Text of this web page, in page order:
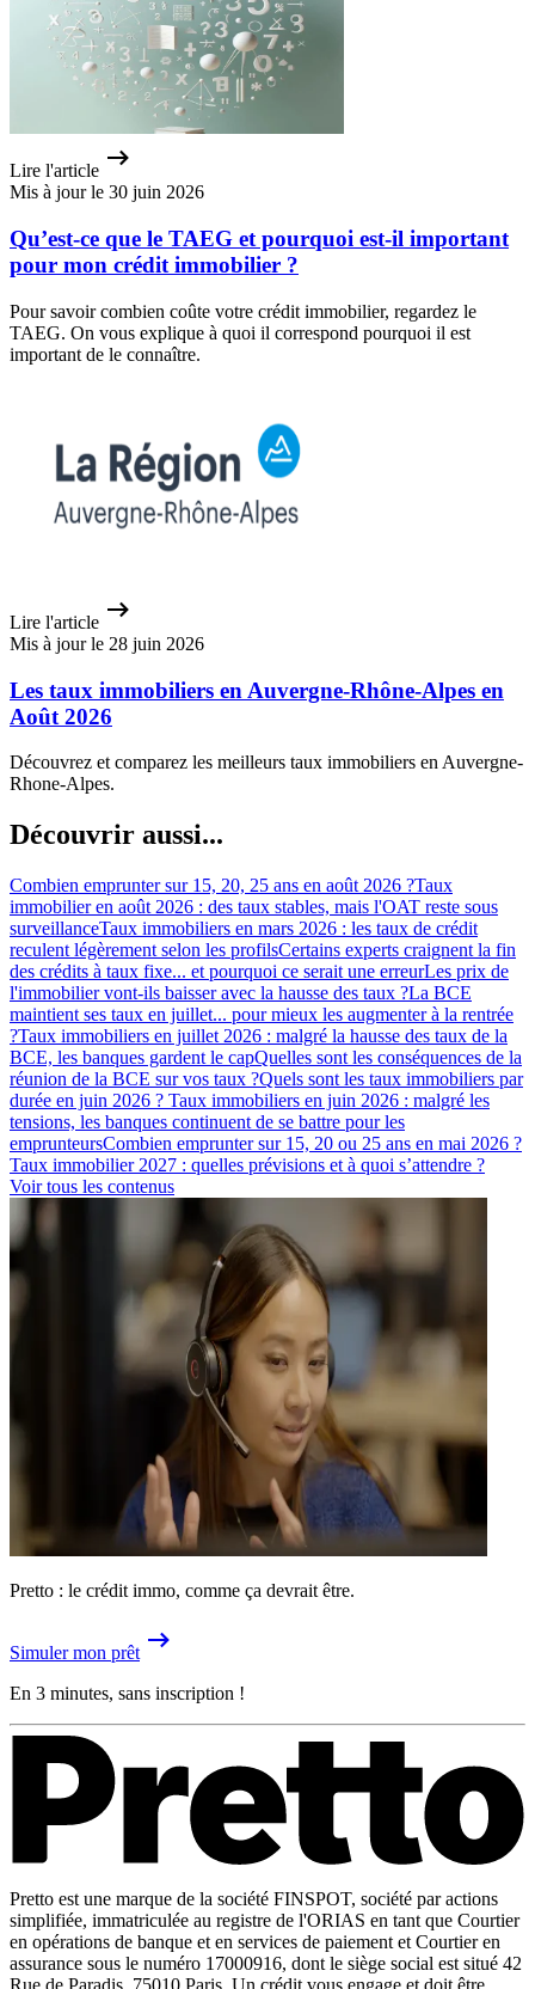
Lire l'article
Mis à jour le 30 juin 2026
Qu’est-ce que le TAEG et pourquoi est-il important
pour mon crédit immobilier ?
Pour savoir combien coûte votre crédit immobilier, regardez le
TAEG. On vous explique à quoi il correspond pourquoi il est
important de le connaître.
Lire l'article
Mis à jour le 28 juin 2026
Les taux immobiliers en Auvergne-Rhône-Alpes en
Août 2026
Découvrez et comparez les meilleurs taux immobiliers en Auvergne-
Rhone-Alpes.
Découvrir aussi...
Combien emprunter sur 15, 20, 25 ans en août 2026 ?Taux
immobilier en août 2026 : des taux stables, mais l'OAT reste sous
surveillanceTaux immobiliers en mars 2026 : les taux de crédit
reculent légèrement selon les profilsCertains experts craignent la fin
des crédits à taux fixe... et pourquoi ce serait une erreurLes prix de
l'immobilier vont-ils baisser avec la hausse des taux ?La BCE
maintient ses taux en juillet... pour mieux les augmenter à la rentrée
?Taux immobiliers en juillet 2026 : malgré la hausse des taux de la
BCE, les banques gardent le capQuelles sont les conséquences de la
réunion de la BCE sur vos taux ?Quels sont les taux immobiliers par
durée en juin 2026 ? Taux immobiliers en juin 2026 : malgré les
tensions, les banques continuent de se battre pour les
emprunteursCombien emprunter sur 15, 20 ou 25 ans en mai 2026 ?
Taux immobilier 2027 : quelles prévisions et à quoi s’attendre ?
Voir tous les contenus
Pretto : le crédit immo, comme ça devrait être.
Simuler mon prêt
En 3 minutes, sans inscription !
Pretto est une marque de la société FINSPOT, société par actions
simplifiée, immatriculée au registre de l'ORIAS en tant que Courtier
en opérations de banque et en services de paiement et Courtier en
assurance sous le numéro 17000916, dont le siège social est situé 42